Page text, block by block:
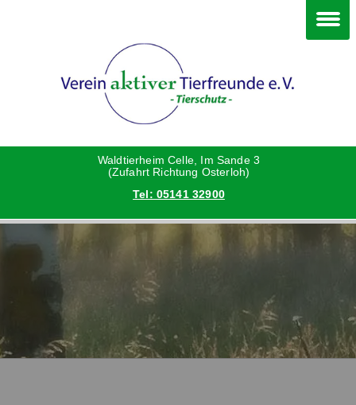
Waldtierheim Celle, Im Sande 3
(Zufahrt Richtung Osterloh)
Tel: 05141 32900
Katzen
Vermittlungshilfe privat
Danke an die Helfer
Vorstand
Satzung